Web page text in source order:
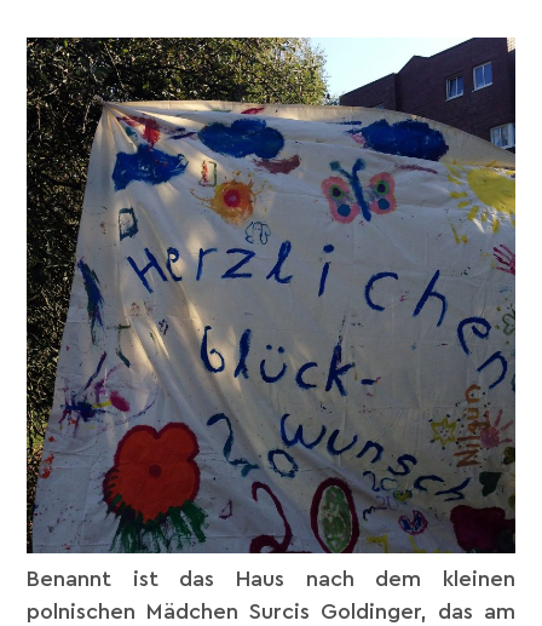
Benannt ist das Haus nach dem kleinen
polnischen Mädchen Surcis Goldinger, das am